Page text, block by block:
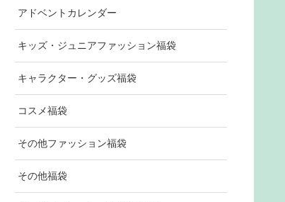
アドベントカレンダー
キッズ・ジュニアファッション福袋
キャラクター・グッズ福袋
コスメ福袋
その他ファッション福袋
その他福袋